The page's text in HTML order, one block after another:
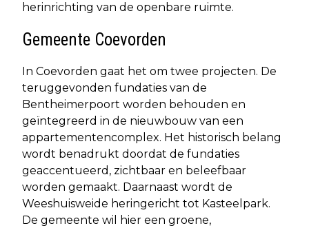
herinrichting van de openbare ruimte.
Gemeente Coevorden
In Coevorden gaat het om twee projecten. De
teruggevonden fundaties van de
Bentheimerpoort worden behouden en
geïntegreerd in de nieuwbouw van een
appartementencomplex. Het historisch belang
wordt benadrukt doordat de fundaties
geaccentueerd, zichtbaar en beleefbaar
worden gemaakt. Daarnaast wordt de
Weeshuisweide heringericht tot Kasteelpark.
De gemeente wil hier een groene,